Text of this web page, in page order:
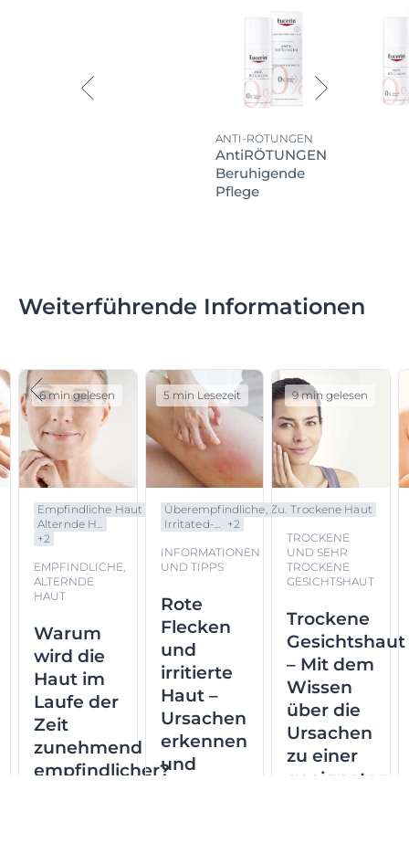
ANTI-RÖTUNGEN
AntiRÖTUNGEN
Beruhigende
Pflege
Weiterführende Informationen
Empfindliche Haut
Alternde H...
+2
EMPFINDLICHE,
ALTERNDE
HAUT
Warum
wird die
Haut im
Laufe der
Zeit
zunehmend
empfindlicher?
6 min gelesen
Überempfindliche, Zu...
Irritated-...
+2
INFORMATIONEN
UND TIPPS
Rote
Flecken
und
irritierte
Haut –
Ursachen
erkennen
und
5 min Lesezeit
Trockene Haut
TROCKENE
UND SEHR
TROCKENE
GESICHTSHAUT
Trockene
Gesichtshaut
– Mit dem
Wissen
über die
Ursachen
zu einer
geeigneten
9 min gelesen